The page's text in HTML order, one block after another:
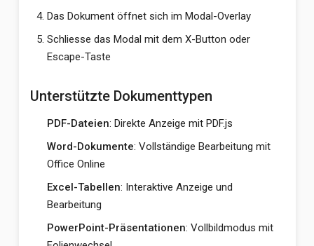
Das Dokument öffnet sich im Modal-Overlay
Schliesse das Modal mit dem X-Button oder
Escape-Taste
Unterstützte Dokumenttypen
PDF-Dateien: Direkte Anzeige mit PDF.js
Word-Dokumente: Vollständige Bearbeitung mit
Office Online
Excel-Tabellen: Interaktive Anzeige und
Bearbeitung
PowerPoint-Präsentationen: Vollbildmodus mit